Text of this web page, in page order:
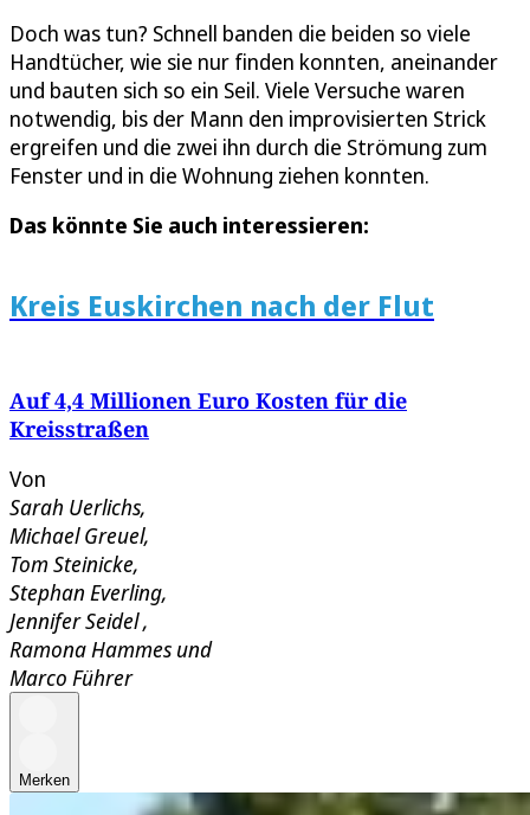
Doch was tun? Schnell banden die beiden so viele
Handtücher, wie sie nur finden konnten, aneinander
und bauten sich so ein Seil. Viele Versuche waren
notwendig, bis der Mann den improvisierten Strick
ergreifen und die zwei ihn durch die Strömung zum
Fenster und in die Wohnung ziehen konnten.
Das könnte Sie auch interessieren:
Kreis Euskirchen nach der Flut
Auf 4,4 Millionen Euro Kosten für die
Kreisstraßen
Von
Sarah Uerlichs,
Michael Greuel,
Tom Steinicke,
Stephan Everling,
Jennifer Seidel,
Ramona Hammes und
Marco Führer
Merken